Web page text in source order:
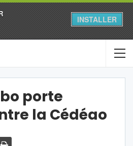
INSTALLER
porte
la Cédéao